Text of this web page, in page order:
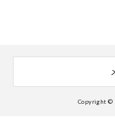
Copyright ©